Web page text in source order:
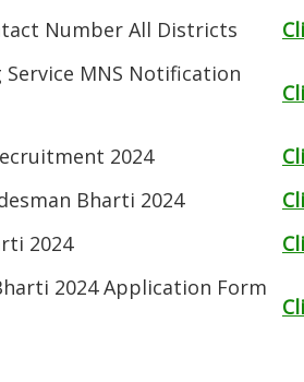
Number All Districts
MNS Notification
2024
Bharti 2024
2024
2024 Application Form